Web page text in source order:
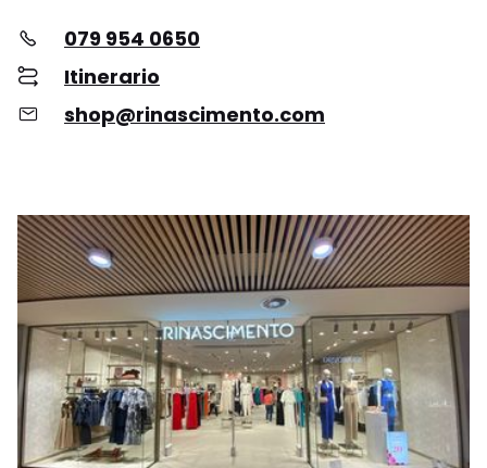
079 954 0650
Itinerario
shop@rinascimento.com